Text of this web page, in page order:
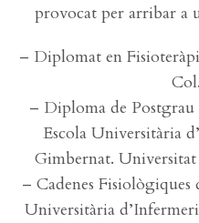
provocat per arribar a
– Diplomat en
– Diploma de Postgrau
Escola Universitària
Gimbernat.
– Cadenes
Universitària